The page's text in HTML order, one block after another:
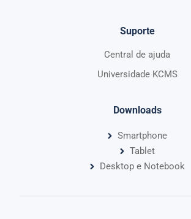
Suporte
Central de ajuda
Universidade KCMS
Downloads
Smartphone
Tablet
Desktop e Notebook